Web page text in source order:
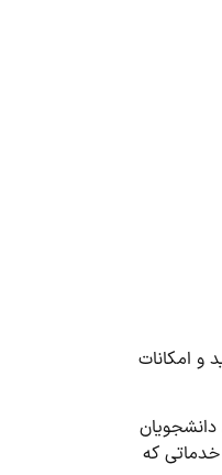
و امکانات
خدماتی که